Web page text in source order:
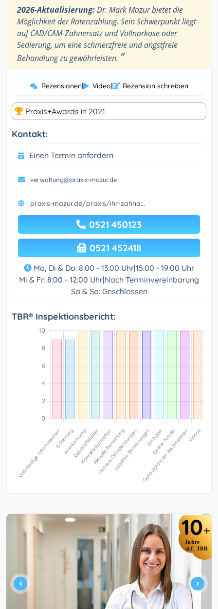
2026-Aktualisierung:Dr. Mark Mazur bietet die
Möglichkeit der Ratenzahlung. Sein Schwerpunkt liegt
auf CAD/CAM-Zahnersatz und Vollnarkose oder
Sedierung, um eine schmerzfreie und angstfreie
Behandlung zu gewährleisten. ”
Rezensionen| Video| Rezension schreiben
Praxis+Awards in 2021
Kontakt:
Einen Termin anfordern
verwaltung@praxis-mazur.de
praxis-mazur.de/praxis/ihr-zahna...
0521 450123
0521 452418
Mo, Di & Do: 8:00 - 13:00 Uhr|15:00 - 19:00 Uhr
Mi & Fr: 8:00 - 12:00 Uhr|Nach Terminvereinbarung
Sa & So: Geschlossen
TBR® Inspektionsbericht:
10+
Jahre
auf TBR